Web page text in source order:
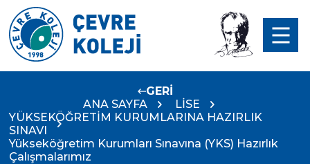
GERİ
ANA SAYFA
LİSE
YÜKSEKÖĞRETİM KURUMLARINA HAZIRLIK
SINAVI
Yükseköğretim Kurumları Sınavına (YKS) Hazırlık
Çalışmalarımız